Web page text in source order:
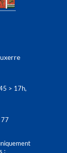
> 17h,
: